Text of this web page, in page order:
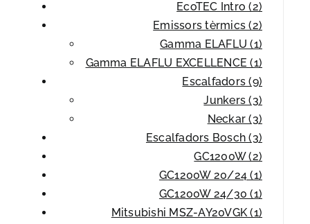
EcoTEC Intro (2)
Emissors tèrmics (2)
Gamma ELAFLU (1)
Gamma ELAFLU EXCELLENCE (1)
Escalfadors (9)
Junkers (3)
Neckar (3)
Escalfadors Bosch (3)
GC1200W (2)
GC1200W 20/24 (1)
GC1200W 24/30 (1)
Mitsubishi MSZ-AY20VGK (1)